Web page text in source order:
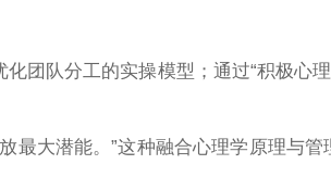
团队分工的实操模型；通过“积极心
最大潜能。”这种融合心理学原理与管